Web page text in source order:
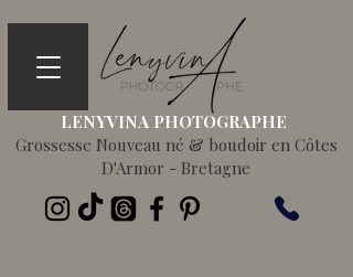
LENYVINA PHOTOGRAPHE
Grossesse Nouveau né & boudoir en Côtes
D'Armor - Bretagne